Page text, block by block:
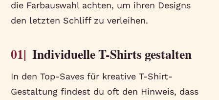
die Farbauswahl achten, um ihren Designs
den letzten Schliff zu verleihen.
01| Individuelle T-Shirts gestalten
In den Top-Saves für kreative T-Shirt-
Gestaltung findest du oft den Hinweis, dass